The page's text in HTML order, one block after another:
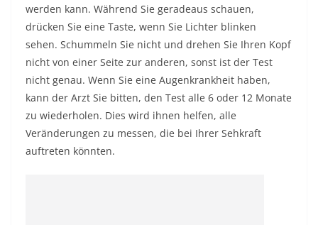
werden kann. Während Sie geradeaus schauen,
drücken Sie eine Taste, wenn Sie Lichter blinken
sehen. Schummeln Sie nicht und drehen Sie Ihren Kopf
nicht von einer Seite zur anderen, sonst ist der Test
nicht genau. Wenn Sie eine Augenkrankheit haben,
kann der Arzt Sie bitten, den Test alle 6 oder 12 Monate
zu wiederholen. Dies wird ihnen helfen, alle
Veränderungen zu messen, die bei Ihrer Sehkraft
auftreten könnten.